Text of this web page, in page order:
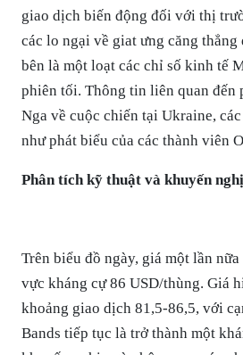
giao dịch biến động đối với thị
các lo ngại về giat ưng căng
bên là một loạt các chỉ số kinh tế
phiên tối. Thông tin liên quan đến
Nga về cuộc chiến tại Ukraine,
như phát biểu của các thành viên
Phân tích kỹ thuật và khuyến nghị
Trên biểu đồ ngày, giá một lần
vực kháng cự 86 USD/thùng. Giá
khoảng giao dịch 81,5-86,5, với
Bands tiếp tục là trở thành một